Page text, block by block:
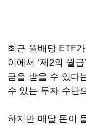
최근 월배당 ETF
이에서 ‘제2의 월
금을 받을 수 있다
수 있는 투자 수단
하지만 매달 돈이